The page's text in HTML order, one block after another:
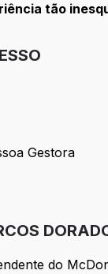
tão
Gestora
Gestora
do